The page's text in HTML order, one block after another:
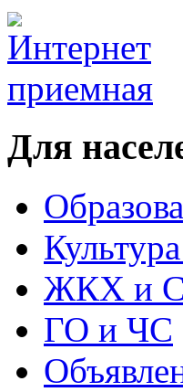
Для
ЖКХ и
ГО и ЧС